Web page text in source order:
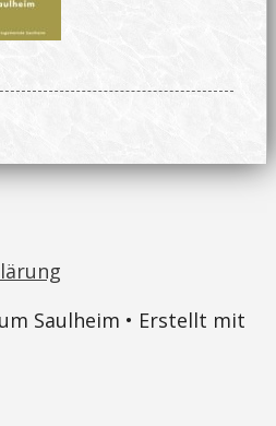
Saulheim • Erstellt mit